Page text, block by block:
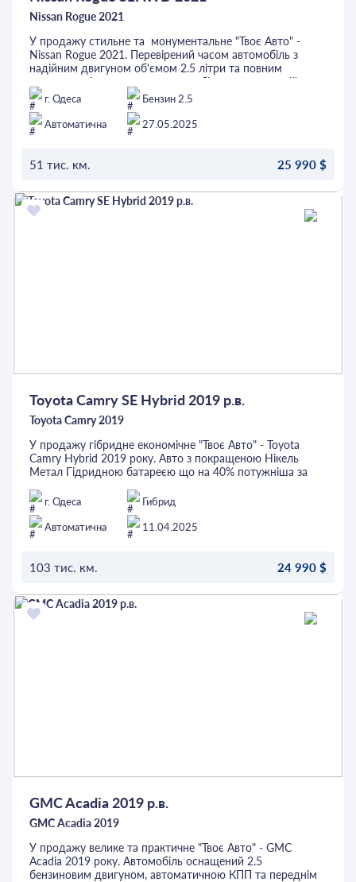
Nissan Rogue 2021
У продажу стильне та монументальне "Твоє Авто" -
Nissan Rogue 2021. Перевірений часом автомобіль з
надійним двигуном об'ємом 2.5 літри та повним
приводом. Авто з невеликим пробігом та в хорошій
комплектації SL, є все необхідне: шкіряний салон,
електричне регулювання сидіння водія, підігріви сидінь
та керма, камери 360°, 3-зонний клімат-контроль,
адаптивний круїз-контроль, система контролю за
Перед покупкою автомобіль можна перевірити на будь-
або лізинг.
г. Одеса
Бензин 2.5
Автоматична
27.05.2025
51 тис. км. 25 990 $
ОСТАВИТЬ ЗАЯВКУ
Toyota Camry SE Hybrid 2019 р.в.
Toyota Camry 2019
У продажу гібридне економічне "Твоє Авто" - Toyota
Camry Hybrid 2019 року. Авто з покращеною Нікель
Метал Гідридною батареєю що на 40% потужніша за
салоні світла комбінація шкіри та тканини, 2-зонний
клімат-контроль, система контролю сліпих зон, підігріви
переднього ряду сидінь, люк та багато іншого. Перед
покупкою автомобіль можна перевірити на будь-якому
лізинг.
г. Одеса
Гибрид
Автоматична
11.04.2025
103 тис. км. 24 990 $
ОСТАВИТЬ ЗАЯВКУ
GMC Acadia 2019 р.в.
GMC Acadia 2019
У продажу велике та практичне "Твоє Авто" - GMC
Acadia 2019 року. Автомобіль оснащений 2.5
бензиновим двигуном, автоматичною КПП та переднім